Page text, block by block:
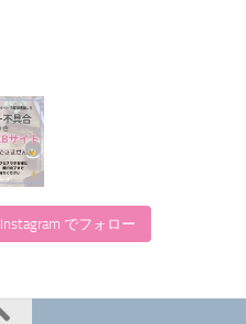
Instagram でフォロー